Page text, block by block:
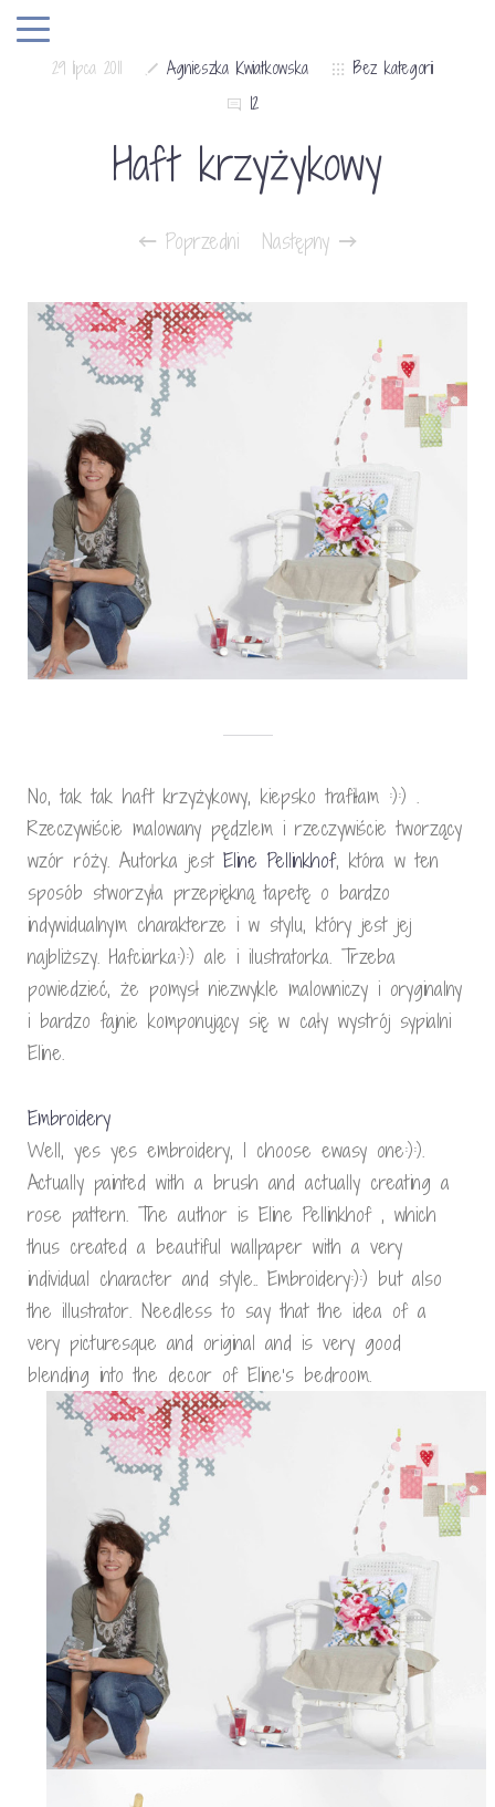
29 lipca 2011 Agnieszka Kwiatkowska
Bez kategorii
12
Haft krzyżykowy
Poprzedni Następny
No, tak tak haft krzyżykowy, kiepsko trafiłam :):) .
Rzeczywiście malowany pędzlem i rzeczywiście tworzący
wzór róży. Autorka jest Eline Pellinkhof, która w ten
sposób stworzyła przepiękną tapetę o bardzo
indywidualnym charakterze i w stylu, który jest jej
najbliższy. Hafciarka:):) ale i ilustratorka. Trzeba
powiedzieć, że pomysł niezwykle malowniczy i oryginalny
i bardzo fajnie komponujący się w cały wystrój sypialni
Eline.
Embroidery
Well, yes yes embroidery, I choose ewasy one:):).
Actually painted with a brush and actually creating a
rose pattern. The author is Eline Pellinkhof , which
thus created a beautiful wallpaper with a very
individual character and style.. Embroidery:):) but also
the illustrator. Needless to say that the idea of ​​a
very picturesque and original and is very good
blending into the decor of Eline’s bedroom.